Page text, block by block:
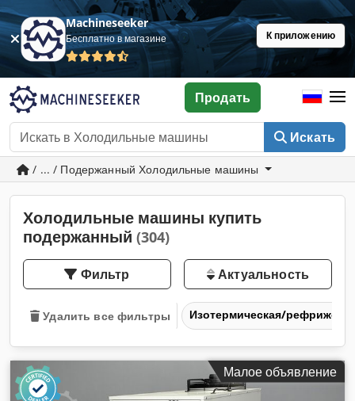
Machineseeker
Бесплатно в магазине К приложению
Искать
Продать
/ ... / Подержанный Холодильные машины
Холодильные машины купить
подержанный (304)
Фильтр Актуальность
Удалить все фильтры Изотермическая/
Малое объявление